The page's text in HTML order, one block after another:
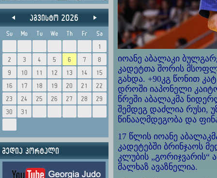
აგვისტო 2026
Su Mo Tu We Th Fr
Sa
1
2
3 4 5 6 7
8
9
10 11 12 13 14
15
16
17 18 19 20 21
22
23
24 25 26 27 28
29
30
31
მედია პორტალი
იოანე აბალაკი
კადეტთა შორის
გახდა. +90კგ წონით
დროში იაპონელი
წრეში აბალაკმა
შემდეგ დაძლია რუსი,
წინააღმდეგობა და
17 წლის იოანე
კადეტებში ბრინჯაოს
კლუბის
მალხაზ ავაზნელია.